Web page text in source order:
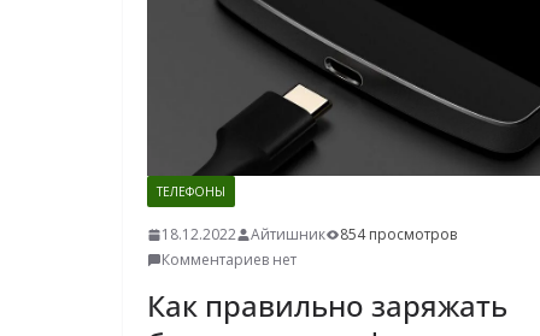
ТЕЛЕФОНЫ
18.12.2022 Айтишник
854 просмотров
Комментариев нет
Как правильно заряжать